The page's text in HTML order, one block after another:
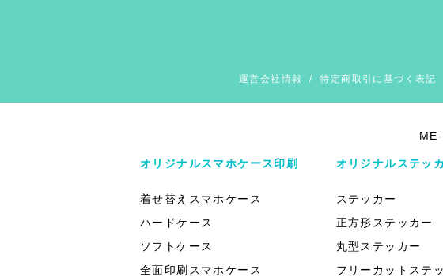
運営会社情報 /特定商取引に基づく表記
オリジナルスマホケース印刷
着せ替えスマホケース
ハードケース
ソフトケース
全面印刷スマホケース
オリジナルステッ
ステッカー
正方形ステッカー
丸型ステッカー
フリーカットステ